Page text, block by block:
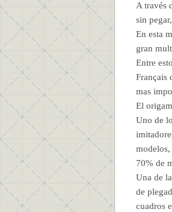
A través
sin
En esta
gran
Entre
Français
mas
El
Uno de
70% de
Una de
de
cuadros